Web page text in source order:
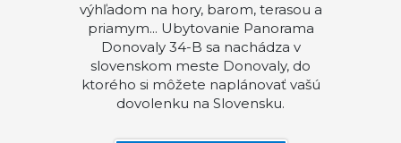
výhľadom na hory, barom, terasou a
priamym... Ubytovanie Panorama
Donovaly 34-B sa nachádza v
slovenskom meste Donovaly, do
ktorého si môžete naplánovať vašú
dovolenku na Slovensku.